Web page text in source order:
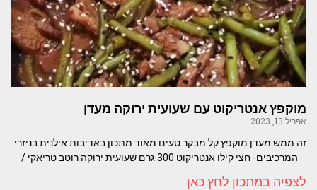
מוקפץ אנטריקוט עם שעועית ירוקה מעדן
אפריל 13, 2023
זה ממש מעדן מוקפץ קל מבקר טעים מאוד מתכון באדיבות אילנית בניזרי
המרכיבים- חצי קילו אנטריקוט 300 גרם שעועית ירוקה רוטב טריאקי /
לצפיה במתכון לחץ כאן